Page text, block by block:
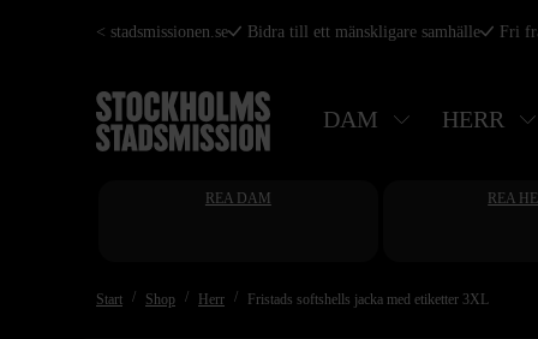
Hoppa
huvudinnehåll
< stadsmissionen.se Bidra till ett mänskligare samhälle Fri
DAM HERR
REA DAM REA
Start Shop Herr Fristads softshells jacka med etiketter 3XL